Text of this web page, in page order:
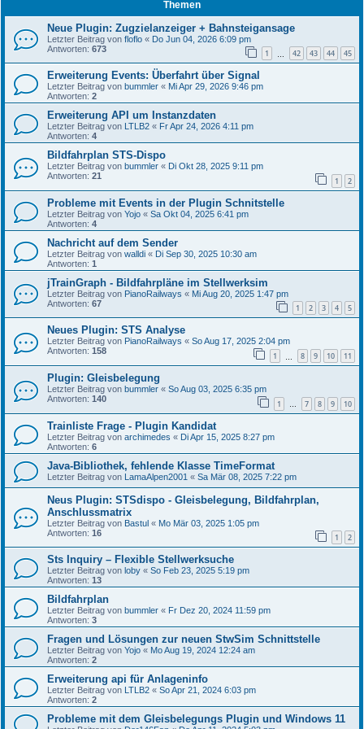
Themen
Neue Plugin: Zugzielanzeiger + Bahnsteigansage
Letzter Beitrag von floflo « Do Jun 04, 2026 6:09 pm
Antworten: 673 1 42 43 44 45
Erweiterung Events: Überfahrt über Signal
Letzter Beitrag von bummler « Mi Apr 29, 2026 9:46 pm
Antworten: 2
Erweiterung API um Instanzdaten
Letzter Beitrag von LTLB2 « Fr Apr 24, 2026 4:11 pm
Antworten: 4
Bildfahrplan STS-Dispo
Letzter Beitrag von bummler « Di Okt 28, 2025 9:11 pm
Antworten: 21 1 2
Probleme mit Events in der Plugin Schnitstelle
Letzter Beitrag von Yojo « Sa Okt 04, 2025 6:41 pm
Antworten: 4
Nachricht auf dem Sender
Letzter Beitrag von walldi « Di Sep 30, 2025 10:30 am
Antworten: 1
jTrainGraph - Bildfahrpläne im Stellwerksim
Letzter Beitrag von PianoRailways « Mi Aug 20, 2025 1:47 pm
Antworten: 67 1 2 3 4 5
Neues Plugin: STS Analyse
Letzter Beitrag von PianoRailways « So Aug 17, 2025 2:04 pm
Antworten: 158 1 8 9 10 11
Plugin: Gleisbelegung
Letzter Beitrag von bummler « So Aug 03, 2025 6:35 pm
Antworten: 140 1 … 7 8 9 10
Trainliste Frage - Plugin Kandidat
Letzter Beitrag von archimedes « Di Apr 15, 2025 8:27 pm
Antworten: 6
Java-Bibliothek, fehlende Klasse TimeFormat
Letzter Beitrag von LamaAlpen2001 « Sa Mär 08, 2025 7:22 pm
Neus Plugin: STSdispo - Gleisbelegung, Bildfahrplan,
Anschlussmatrix
Letzter Beitrag von Bastul « Mo Mär 03, 2025 1:05 pm
Antworten: 16 1 2
Sts Inquiry – Flexible Stellwerksuche
Letzter Beitrag von loby « So Feb 23, 2025 5:19 pm
Antworten: 13
Bildfahrplan
Letzter Beitrag von bummler « Fr Dez 20, 2024 11:59 pm
Antworten: 3
Fragen und Lösungen zur neuen StwSim Schnittstelle
Letzter Beitrag von Yojo « Mo Aug 19, 2024 12:24 am
Antworten: 2
Erweiterung api für Anlageninfo
Letzter Beitrag von LTLB2 « So Apr 21, 2024 6:03 pm
Antworten: 2
Probleme mit dem Gleisbelegungs Plugin und Windows 11